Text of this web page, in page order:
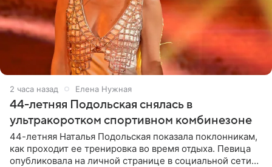
2 часа назад Елена Нужная
44-летняя Подольская снялась в
ультракоротком спортивном комбинезоне
44-летняя Наталья Подольская показала поклонникам,
как проходит ее тренировка во время отдыха. Певица
опубликовала на личной странице в социальной сети